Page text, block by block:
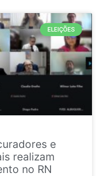
ELEIÇÕES
e
realizam
no RN